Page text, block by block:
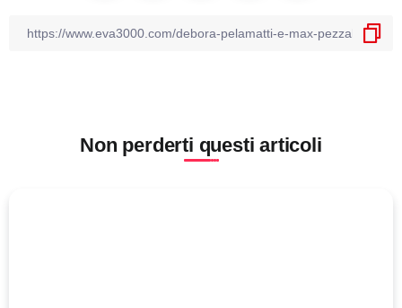
Non perderti questi articoli